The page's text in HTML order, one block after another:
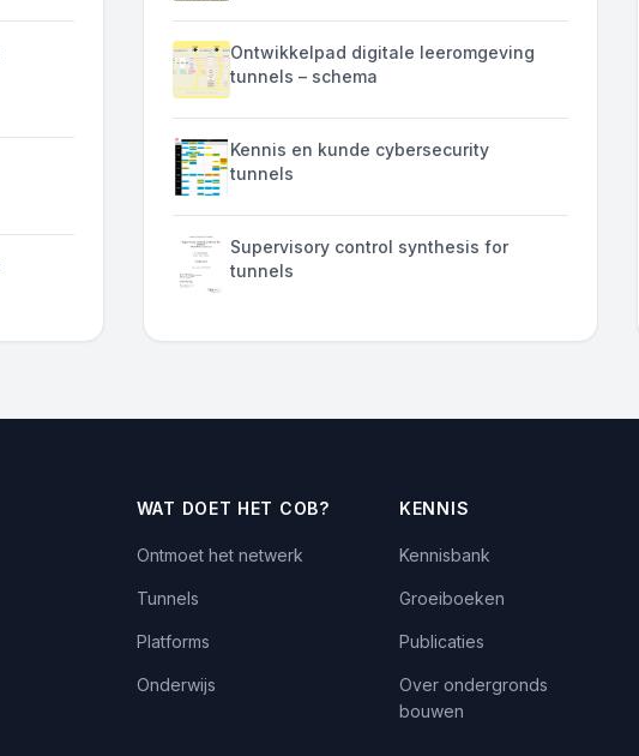
Ontwikkelpad digitale leeromgeving
tunnels – schema
Kennis en kunde cybersecurity
tunnels
Supervisory control synthesis for
tunnels
WAT DOET HET COB?
Ontmoet het netwerk
Tunnels
Platforms
Onderwijs
KENNIS
Kennisbank
Groeiboeken
Publicaties
Over ondergronds
bouwen